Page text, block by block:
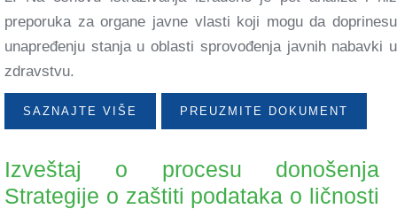
preporuka za organe javne vlasti koji mogu da doprinesu
unapređenju stanja u oblasti sprovođenja javnih nabavki u
zdravstvu.
SAZNAJTE VIŠE PREUZMITE DOKUMENT
Izveštaj o procesu donošenja
Strategije o zaštiti podataka o ličnosti